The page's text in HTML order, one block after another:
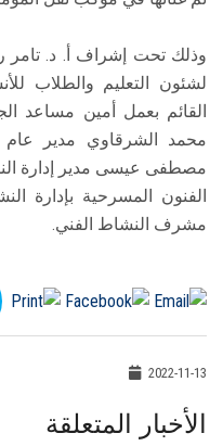
وذلك تحت إشراف أ. د. تامر
لشئون التعليم والطلاب
القائم بعمل أمين مساعد
محمد الشرقاوي مدير عام
مصطفى عيسى مدير إدارة
الفنون المسرحية بإدارة
مشرف النشاط الفني.
2022-11-13
الأخبار المتعلقة